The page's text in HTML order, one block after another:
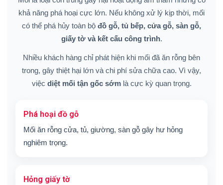
khả năng phá hoại cực lớn. Nếu không xử lý kịp thời, mối
có thể phá hủy toàn bộ đồ gỗ, tủ bếp, cửa gỗ, sàn gỗ,
giấy tờ và kết cấu công trình.
Nhiều khách hàng chỉ phát hiện khi mối đã ăn rỗng bên
trong, gây thiệt hại lớn và chi phí sửa chữa cao. Vì vậy,
việc diệt mối tận gốc sớmlà cực kỳ quan trọng.
Phá hoại đồ gỗ
Mối ăn rỗng cửa, tủ, giường, sàn gỗ gây hư hỏng
nghiêm trọng.
Hỏng giấy tờ